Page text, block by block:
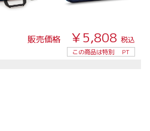
販売価格 ￥5,808 税込
この商品は特別
PT